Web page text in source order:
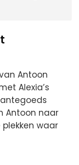
Antoon
Alexia’s
Antoon naar
waar